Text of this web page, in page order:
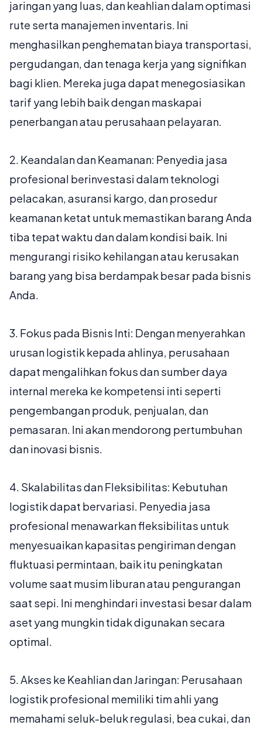
jaringan yang luas, dan keahlian dalam optimasi
rute serta manajemen inventaris. Ini
menghasilkan penghematan biaya transportasi,
pergudangan, dan tenaga kerja yang signifikan
bagi klien. Mereka juga dapat menegosiasikan
tarif yang lebih baik dengan maskapai
penerbangan atau perusahaan pelayaran.
2. Keandalan dan Keamanan: Penyedia jasa
profesional berinvestasi dalam teknologi
pelacakan, asuransi kargo, dan prosedur
keamanan ketat untuk memastikan barang Anda
tiba tepat waktu dan dalam kondisi baik. Ini
mengurangi risiko kehilangan atau kerusakan
barang yang bisa berdampak besar pada bisnis
Anda.
3. Fokus pada Bisnis Inti: Dengan menyerahkan
urusan logistik kepada ahlinya, perusahaan
dapat mengalihkan fokus dan sumber daya
internal mereka ke kompetensi inti seperti
pengembangan produk, penjualan, dan
pemasaran. Ini akan mendorong pertumbuhan
dan inovasi bisnis.
4. Skalabilitas dan Fleksibilitas: Kebutuhan
logistik dapat bervariasi. Penyedia jasa
profesional menawarkan fleksibilitas untuk
menyesuaikan kapasitas pengiriman dengan
fluktuasi permintaan, baik itu peningkatan
volume saat musim liburan atau pengurangan
saat sepi. Ini menghindari investasi besar dalam
aset yang mungkin tidak digunakan secara
optimal.
5.Akses ke Keahlian dan Jaringan: Perusahaan
logistik profesional memiliki tim ahli yang
memahami seluk-beluk regulasi, bea cukai, dan